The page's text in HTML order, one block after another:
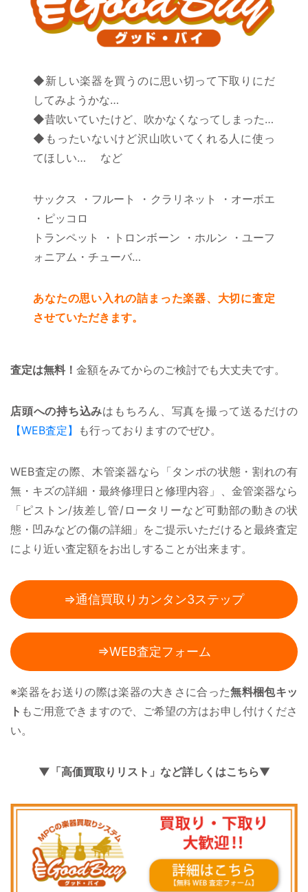
◆新しい楽器を買うのに思い切って下取りにだ
してみようかな…
◆昔吹いていたけど、吹かなくなってしまった…
◆もったいないけど沢山吹いてくれる人に使っ
てほしい… など
サックス ・フルート ・クラリネット ・オーボエ
・ピッコロ
トランペット ・トロンボーン ・ホルン ・ユーフ
ォニアム・チューバ…
あなたの思い入れの詰まった楽器、大切に査定
させていただきます。
査定は無料！ 金額をみてからのご検討でも大丈夫です。
店頭への持ち込みはもちろん、写真を撮って送るだけの
【WEB査定】
も行っておりますのでぜひ。
WEB査定の際、木管楽器なら「タンポの状態・割れの有
無・キズの詳細・最終修理日と修理内容」、金管楽器なら
「ピストン/抜差し管/ロータリーなど可動部の動きの状
態・凹みなどの傷の詳細」をご提示いただけると最終査定
により近い査定額をお出しすることが出来ます。
⇒通信買取りカンタン3ステップ
⇒WEB査定フォーム
※楽器をお送りの際は楽器の大きさに合った無料梱包キッ
ト もご用意できますので、ご希望の方はお申し付けくださ
い。
▼「高価買取りリスト」など詳しくはこちら▼